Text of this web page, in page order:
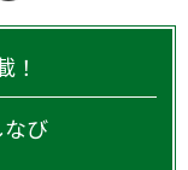
！
び